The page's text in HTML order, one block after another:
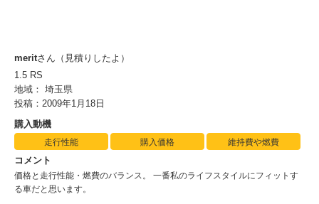
meritさん（見積りしたよ）
1.5 RS
地域： 埼玉県
投稿：2009年1月18日
購入動機
走行性能 購入価格 維持費や燃費
コメント
価格と走行性能・燃費のバランス。 一番私のライフスタイルにフィットす
る車だと思います。